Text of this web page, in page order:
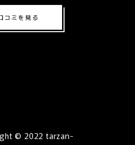
コミを見る
© 2022 tarzan-